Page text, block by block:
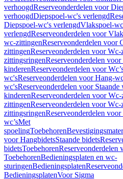
verhoogdReserveonderdelen voor
verhoogdDiepspoel-wc's verlengd
Diepspoel-wc's verlengdVlakspoel-
verlengdReserveonderdelen voor
wc-zittingenReserveonderdelen voor
zittingenReserveonderdelen voor Wc-
zittingsringenReserveonderdelen
kinderenReserveonderdelen voor
wc'sReserveonderdelen voor Hang-
wc'sReserveonderdelen voor Staande
kinderenReserveonderdelen voor
zittingenReserveonderdelen voor Wc-
zittingsringenReserveonderdelen
wc’sMet
spoelingToebehoren
voor HangbidetsStaande bidets
bidetsToebehorenReserveonderdelen
ToebehorenBedieningsplaten en wc-
sturingenBedieningsplaten
BedieningsplatenVoor Sigma